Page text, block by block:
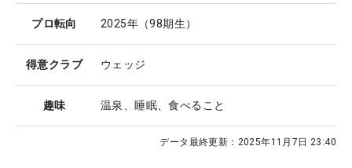
プロ転向 2025年（98期生）
得意クラブ ウェッジ
趣味 温泉、睡眠、食べること
データ最終更新： 2025年11月7日 23:40